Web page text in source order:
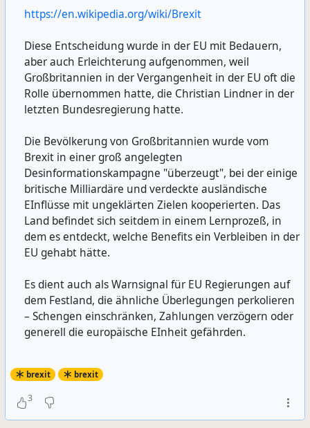
https://en.wikipedia.org/wiki/Brexit
Diese Entscheidung wurde in der EU mit Bedauern,
aber auch Erleichterung aufgenommen, weil
Großbritannien in der Vergangenheit in der EU oft die
Rolle übernommen hatte, die Christian Lindner in der
letzten Bundesregierung hatte.
Die Bevölkerung von Großbritannien wurde vom
Brexit in einer groß angelegten
Desinformationskampagne "überzeugt", bei der einige
britische Milliardäre und verdeckte ausländische
EInflüsse mit ungeklärten Zielen kooperierten. Das
Land befindet sich seitdem in einem Lernprozeß, in
dem es entdeckt, welche Benefits ein Verbleiben in der
EU gehabt hätte.
Es dient auch als Warnsignal für EU Regierungen auf
dem Festland, die ähnliche Überlegungen perkolieren
– Schengen einschränken, Zahlungen verzögern oder
generell die europäische EInheit gefährden.
brexit brexit
3